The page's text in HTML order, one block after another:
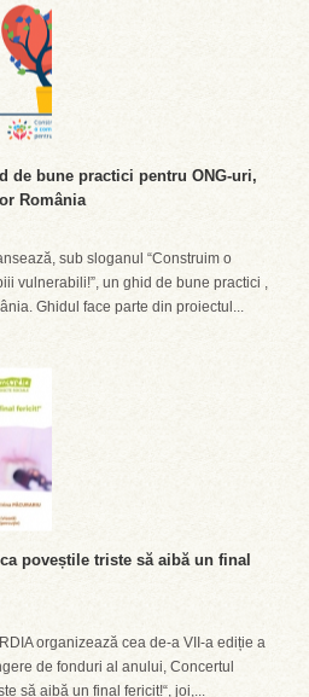
de bune practici pentru ONG-uri,
România
sub sloganul “Construim o
vulnerabili!”, un ghid de bune practici ,
Ghidul face parte din proiectul...
poveștile triste să aibă un final
organizează cea de-a VII-a ediție a
de fonduri al anului, Concertul
să aibă un final fericit!“, joi,...